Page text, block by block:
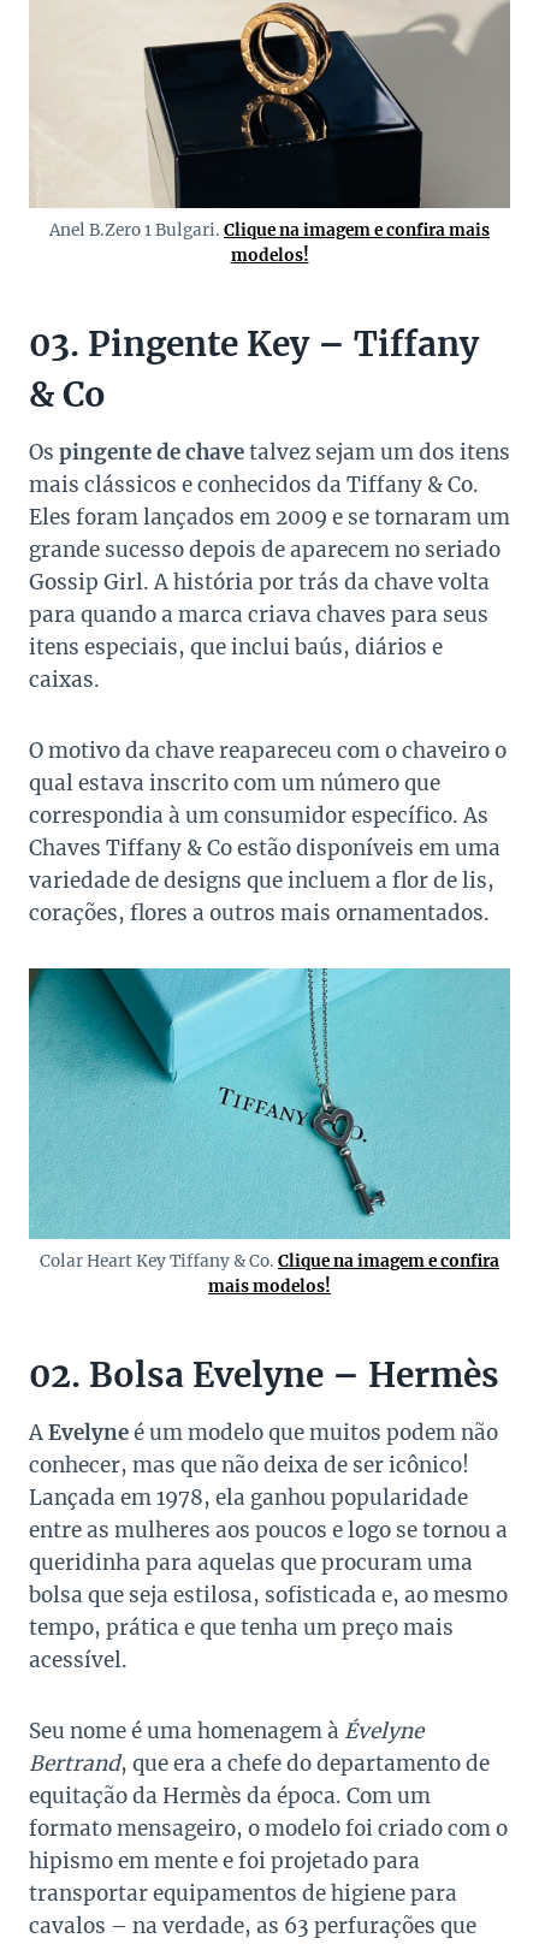
Anel B.Zero 1 Bulgari. Clique na imagem e confira mais
modelos!
03. Pingente Key – Tiffany
& Co
Os pingente de chavetalvez sejam um dos itens
mais clássicos e conhecidos da Tiffany & Co.
Eles foram lançados em 2009 e se tornaram um
grande sucesso depois de aparecem no seriado
Gossip Girl. A história por trás da chave volta
para quando a marca criava chaves para seus
itens especiais, que inclui baús, diários e
caixas.
O motivo da chave reapareceu com o chaveiro o
qual estava inscrito com um número que
correspondia à um consumidor específico. As
Chaves Tiffany & Co estão disponíveis em uma
variedade de designs que incluem a flor de lis,
corações, flores a outros mais ornamentados.
Colar Heart Key Tiffany & Co. Clique na imagem e confira
mais modelos!
02. Bolsa Evelyne – Hermès
AEvelyneé um modelo que muitos podem não
conhecer, mas que não deixa de ser icônico!
Lançada em 1978, ela ganhou popularidade
entre as mulheres aos poucos e logo se tornou a
queridinha para aquelas que procuram uma
bolsa que seja estilosa, sofisticada e, ao mesmo
tempo, prática e que tenha um preço mais
acessível.
Seu nome é uma homenagem à Évelyne
Bertrand, que era a chefe do departamento de
equitação da Hermès da época. Com um
formato mensageiro, o modelo foi criado com o
hipismo em mente e foi projetado para
transportar equipamentos de higiene para
cavalos – na verdade, as 63 perfurações que